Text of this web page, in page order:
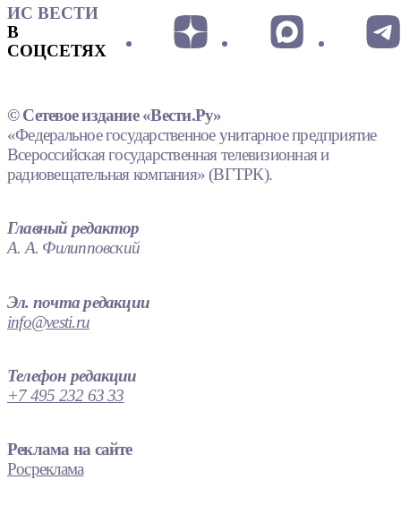
ИС ВЕСТИ
В
СОЦСЕТЯХ
© Сетевое издание «Вести.Ру»
«Федеральное государственное унитарное предприятие
Всероссийская государственная телевизионная и
радиовещательная компания» (ВГТРК).
Главный редактор
А. А. Филипповский
Эл. почта редакции
info@vesti.ru
Телефон редакции
+7 495 232 63 33
Реклама на сайте
Росреклама